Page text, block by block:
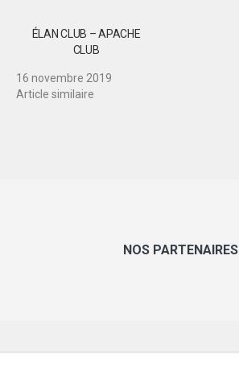
ÉLAN CLUB – APACHE
CLUB
16 novembre 2019
Article similaire
NOS PARTENAIRES